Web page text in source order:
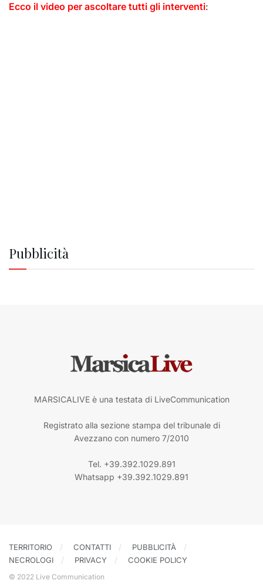
Ecco il video per ascoltare tutti gli interventi:
Pubblicità
MARSICALIVE è una testata di LiveCommunication
Registrato alla sezione stampa del tribunale di
Avezzano con numero 7/2010
Tel. +39.392.1029.891
Whatsapp +39.392.1029.891
TERRITORIO CONTATTI
PUBBLICITÀ
NECROLOGI
PRIVACY COOKIE POLICY
© 2022 Live Communication